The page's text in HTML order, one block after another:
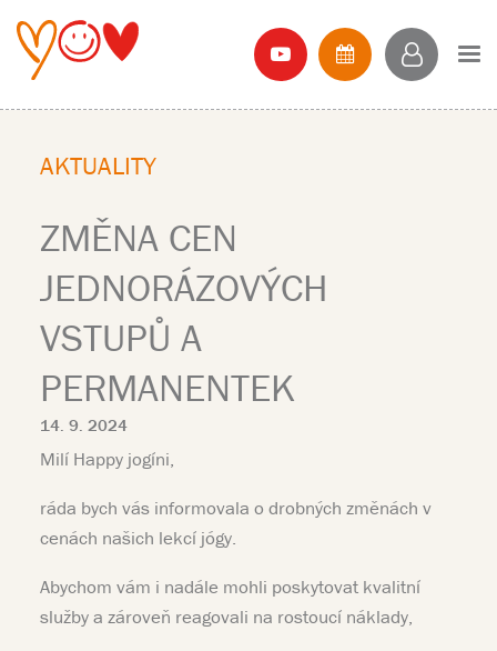
AKTUALITY
ZMĚNA CEN
JEDNORÁZOVÝCH
VSTUPŮ A
PERMANENTEK
14. 9. 2024
Milí Happy jogíni,
ráda bych vás informovala o drobných změnách v
cenách našich lekcí jógy.
Abychom vám i nadále mohli poskytovat kvalitní
služby a zároveň reagovali na rostoucí náklady,